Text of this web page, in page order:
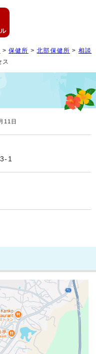
>保健所 >北部保健所 > 相談
11日
1